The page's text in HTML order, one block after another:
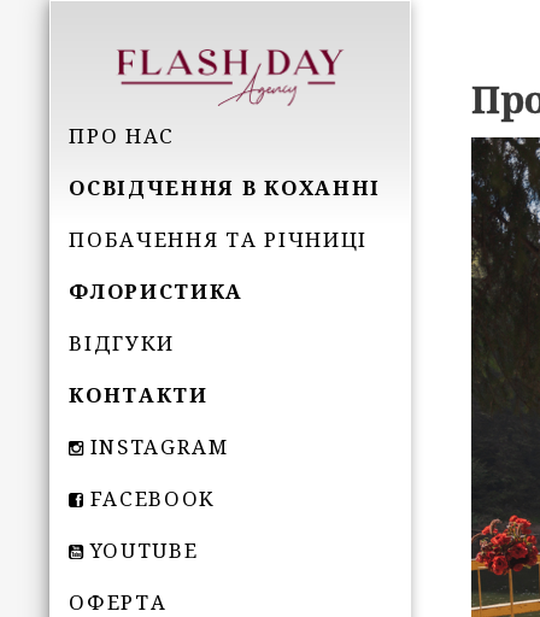
ПРО НАС
ОСВІДЧЕННЯ В КОХАННІ
ПОБАЧЕННЯ ТА РІЧНИЦІ
ФЛОРИСТИКА
ВІДГУКИ
КОНТАКТИ
INSTAGRAM
FACEBOOK
YOUTUBE
ОФЕРТА